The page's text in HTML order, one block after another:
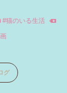
#猫のいる生活
グ